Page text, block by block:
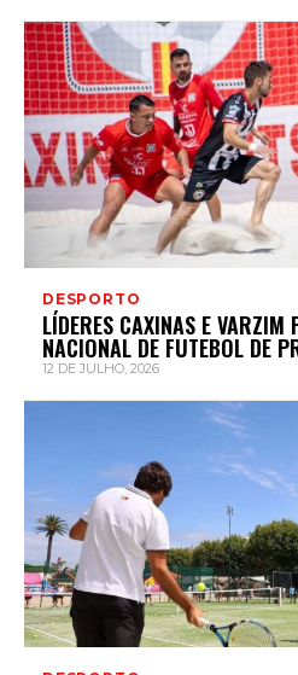
DESPORTO
LÍDERES CAXINAS E VARZIM
NACIONAL DE FUTEBOL DE
12 DE JULHO, 2026